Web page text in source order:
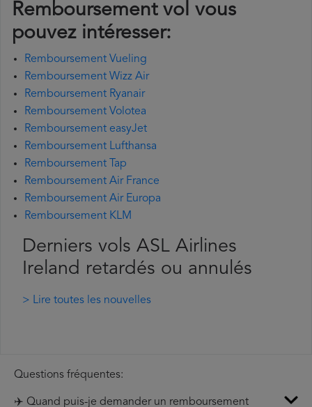
Remboursement vol vous
pouvez intéresser:
Remboursement Vueling
Remboursement Wizz Air
Remboursement Ryanair
Remboursement Volotea
Remboursement easyJet
Remboursement Lufthansa
Remboursement Tap
Remboursement Air France
Remboursement Air Europa
Remboursement KLM
Derniers vols ASL Airlines
Ireland retardés ou annulés
> Lire toutes les nouvelles
Questions fréquentes:
✈️ Quand puis-je demander un remboursement